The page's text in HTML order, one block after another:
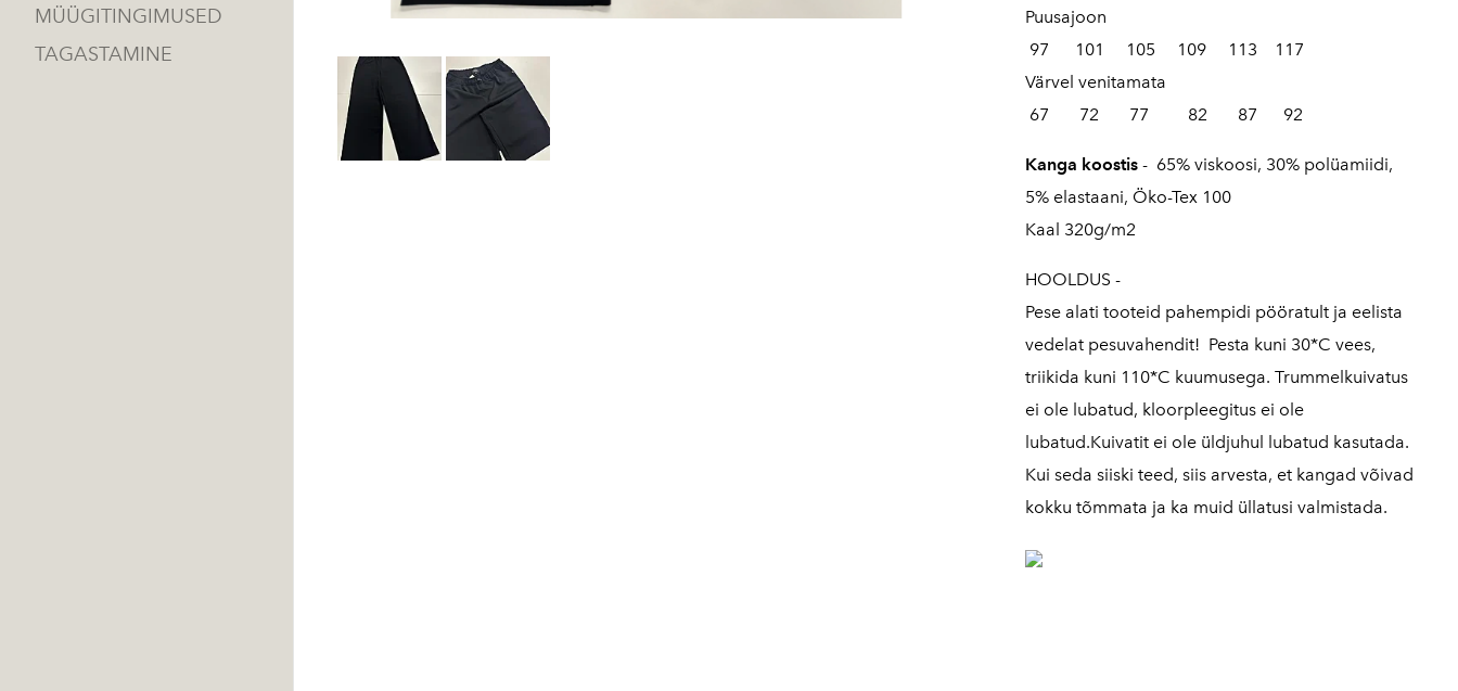
MÜÜGITINGIMUSED
TAGASTAMINE
Puusajoon
97 101 105 109 113 117
Värvel venitamata
67 72 77 82 87 92
Kanga koostis- 65% viskoosi, 30% polüamiidi,
5% elastaani, Öko-Tex 100
Kaal 320g/m2
HOOLDUS -
Pese alati tooteid pahempidi pööratult ja eelista
vedelat pesuvahendit! Pesta kuni 30*C vees,
triikida kuni 110*C kuumusega. Trummelkuivatus
ei ole lubatud, kloorpleegitus ei ole
lubatud.Kuivatit ei ole üldjuhul lubatud kasutada.
Kui seda siiski teed, siis arvesta, et kangad võivad
kokku tõmmata ja ka muid üllatusi valmistada.